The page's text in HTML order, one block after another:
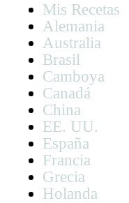
Mis Recetas
Alemania
Australia
Brasil
Camboya
Canadá
China
EE. UU.
España
Francia
Grecia
Holanda